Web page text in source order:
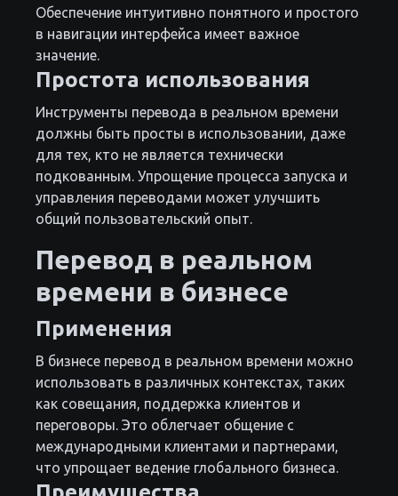
Обеспечение интуитивно понятного и простого
в навигации интерфейса имеет важное
значение.
Простота использования
Инструменты перевода в реальном времени
должны быть просты в использовании, даже
для тех, кто не является технически
подкованным. Упрощение процесса запуска и
управления переводами может улучшить
общий пользовательский опыт.
Перевод в реальном
времени в бизнесе
Применения
В бизнесе перевод в реальном времени можно
использовать в различных контекстах, таких
как совещания, поддержка клиентов и
переговоры. Это облегчает общение с
международными клиентами и партнерами,
что упрощает ведение глобального бизнеса.